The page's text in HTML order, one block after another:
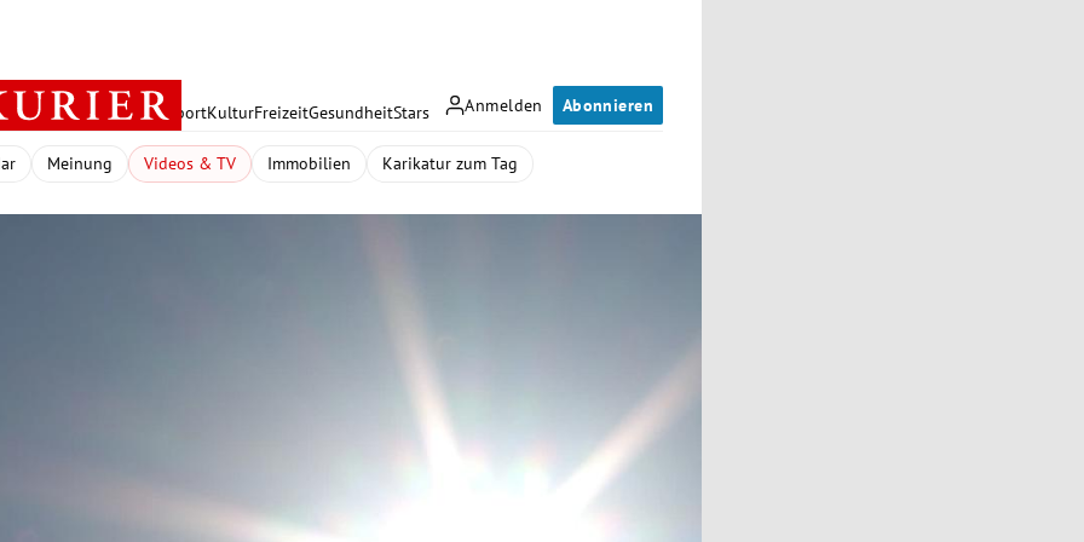
Anmelden Abonnieren
PolitikWirtschaft SportKulturFreizeitGesundheitStars
Meinung Videos & TV Immobilien Karikatur zum Tag